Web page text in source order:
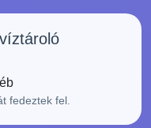
fedeztek fel.